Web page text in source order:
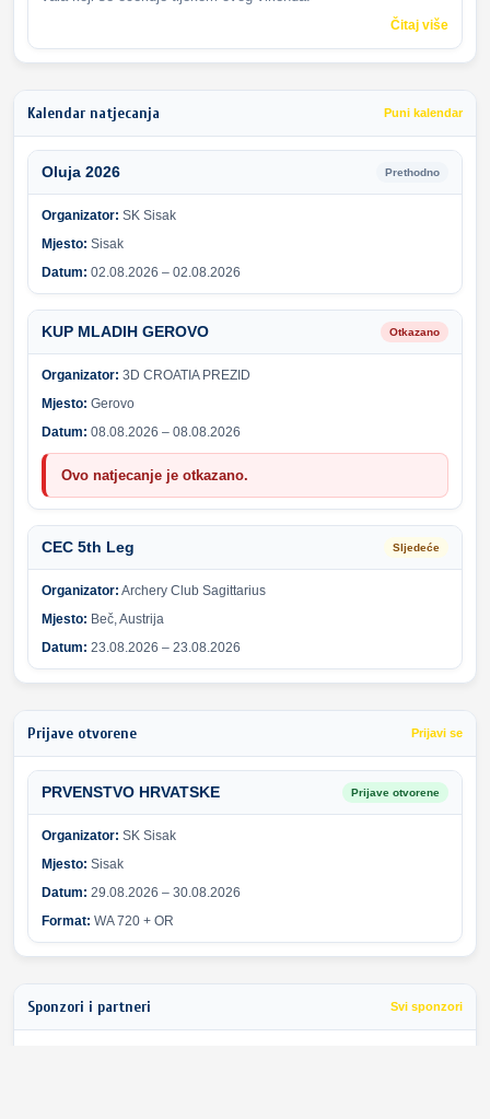
Čitaj više
Kalendar natjecanja Puni kalendar
Oluja 2026 Prethodno
Organizator: SK Sisak
Mjesto: Sisak
Datum: 02.08.2026 – 02.08.2026
KUP MLADIH GEROVO Otkazano
Organizator: 3D CROATIA PREZID
Mjesto: Gerovo
Datum: 08.08.2026 – 08.08.2026
Ovo natjecanje je otkazano.
CEC 5th Leg Sljedeće
Organizator: Archery Club Sagittarius
Mjesto: Beč, Austrija
Datum: 23.08.2026 – 23.08.2026
Prijave otvorene Prijavi se
PRVENSTVO HRVATSKE Prijave otvorene
Organizator: SK Sisak
Mjesto: Sisak
Datum: 29.08.2026 – 30.08.2026
Format: WA 720 + OR
Sponzori i partneri Svi sponzori